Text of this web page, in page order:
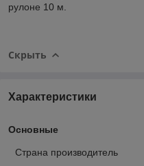
рулоне 10 м.
Скрыть
Характеристики
Основные
Страна производитель